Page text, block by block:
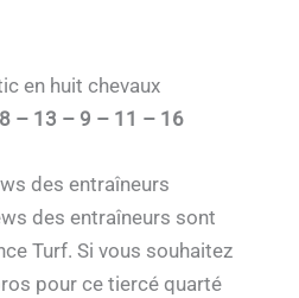
en huit chevaux
– 13 – 9 – 11 – 16
des entraîneurs
des entraîneurs sont
Turf. Si vous souhaitez
pour ce tiercé quarté